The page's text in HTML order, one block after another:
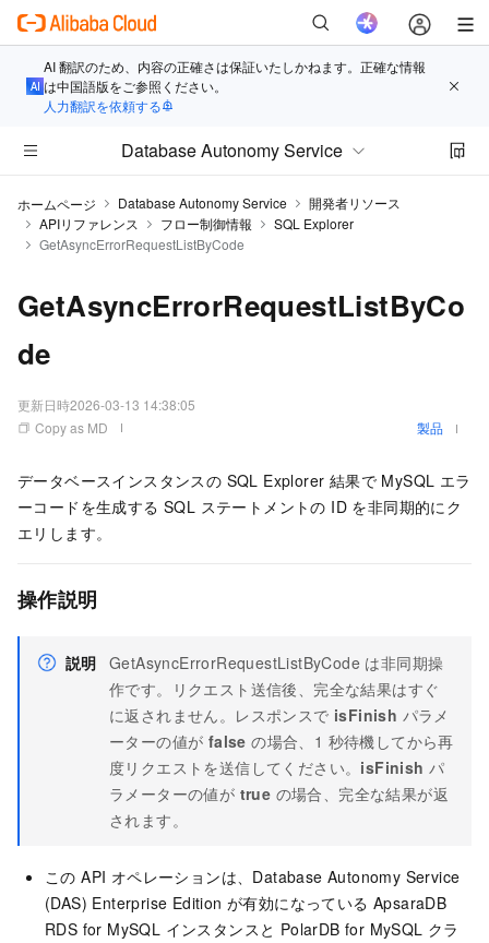
AI 翻訳のため、内容の正確さは保証いたしかねます。正確な情報
は中国語版をご参照ください。
人力翻訳を依頼する
Database Autonomy Service
ホームページ Database Autonomy Service
開発者リソース
APIリファレンス
フロー制御情報
SQL Explorer
GetAsyncErrorRequestListByCode
GetAsyncErrorRequestListByCo
de
更新日時2026-03-13 14:38:05
Copy as MD
製品
データベースインスタンスの SQL Explorer 結果で MySQL エラ
ーコードを生成する SQL ステートメントの ID を非同期的にク
エリします。
操作説明
説明 GetAsyncErrorRequestListByCode は非同期操
作です。リクエスト送信後、完全な結果はすぐ
に返されません。レスポンスで isFinish パラメ
ーターの値が false の場合、1 秒待機してから再
度リクエストを送信してください。 isFinish パ
ラメーターの値が true の場合、完全な結果が返
されます。
この API オペレーションは、Database Autonomy Service
(DAS) Enterprise Edition が有効になっている ApsaraDB
RDS for MySQL インスタンスと PolarDB for MySQL クラ